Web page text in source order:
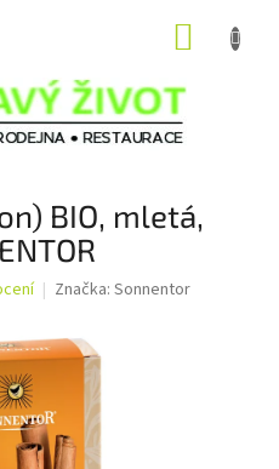
BIO, mletá,
Značka: Sonnentor